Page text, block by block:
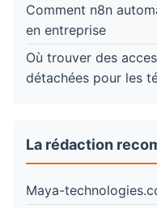
Comment n8n
en entreprise
Où trouver des
détachées pour les
La rédaction
Maya-